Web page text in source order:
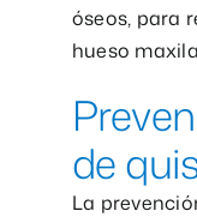
óseos, para
hueso
de
La